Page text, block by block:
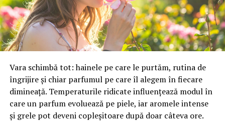
Conectați-vă site-ul cu cele mai folosite rețele de
socializare, Facebook, Instagram, LinkedIn
etc.
Acestea sunt canale importante pentru a
comunica liber și util cu cei interesați și pentru a-
i ține la curent cu noutățile de pe site-ul vostru și
chiar din domeniu.
Adăugați la site un blog, pe care să publicați
constant articole interesante despre companie,
produse, evenimente, lansări, promoții, noutăți
Vara schimbă tot: hainele pe care le purtăm, rutina de
îngrijire și chiar parfumul pe care îl alegem în fiecare
dimineață. Temperaturile ridicate influențează modul în
care un parfum evoluează pe piele, iar aromele intense
și grele pot deveni copleșitoare după doar câteva ore.